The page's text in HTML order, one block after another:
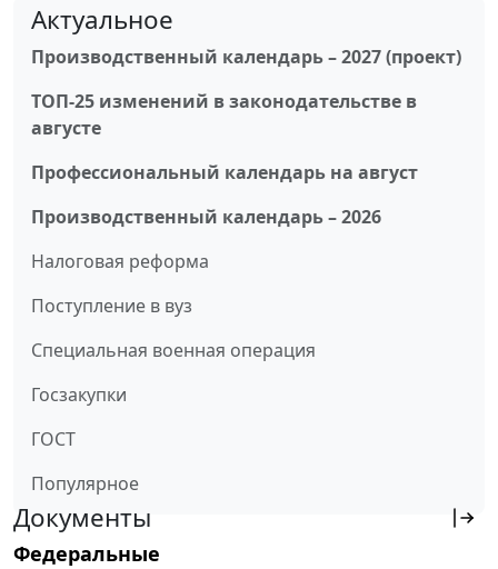
Актуальное
Производственный календарь – 2027 (проект)
ТОП-25 изменений в законодательстве в
августе
Профессиональный календарь на август
Производственный календарь – 2026
Налоговая реформа
Поступление в вуз
Специальная военная операция
Госзакупки
ГОСТ
Популярное
Документы
Федеральные